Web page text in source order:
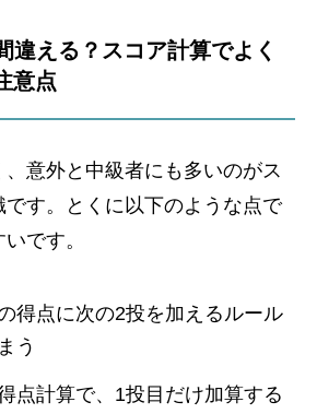
違える？スコア計算でよく
意点
意外と中級者にも多いのがス
です。とくに以下のような点で
です。
得点に次の2投を加えるルール
う
点計算で、1投目だけ加算する